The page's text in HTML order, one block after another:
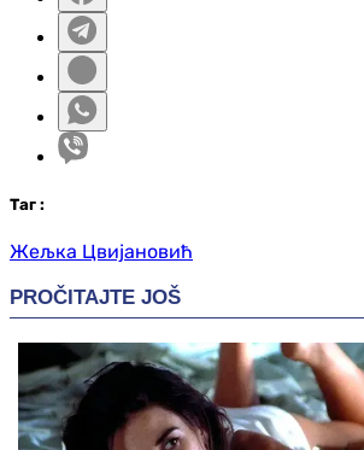
Таг :
Жељка Цвијановић